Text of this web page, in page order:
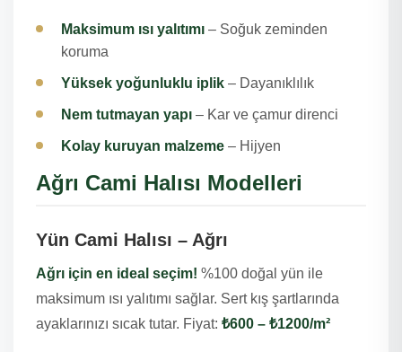
Maksimum ısı yalıtımı – Soğuk zeminden
koruma
Yüksek yoğunluklu iplik – Dayanıklılık
Nem tutmayan yapı – Kar ve çamur direnci
Kolay kuruyan malzeme – Hijyen
Ağrı Cami Halısı Modelleri
Yün Cami Halısı – Ağrı
Ağrı için en ideal seçim! %100 doğal yün ile
maksimum ısı yalıtımı sağlar. Sert kış şartlarında
ayaklarınızı sıcak tutar. Fiyat: ₺600 – ₺1200/m²